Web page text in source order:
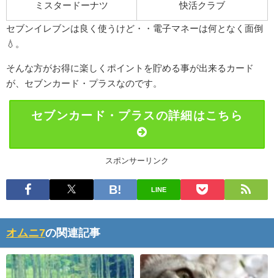
ミスタードーナツ 快活クラブ
セブンイレブンは良く使うけど・・電子マネーは何となく面倒
💧。
そんな方がお得に楽しくポイントを貯める事が出来るカード
が、セブンカード・プラスなのです。
セブンカード・プラスの詳細はこちら
スポンサーリンク
LINE
オムニ7の関連記事